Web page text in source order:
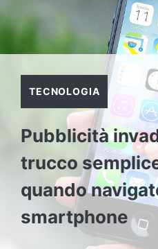
TECNOLOGIA
Pubblicità
trucco
quando
smartphone